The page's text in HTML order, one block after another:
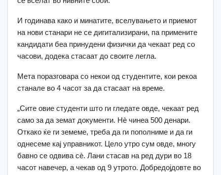
И годинава како и минатите, вселувањето и приемот
на нови станари не се дигитализирани, па примените
кандидати беа принудени физички да чекаат ред со
часови, додека стасаат до своите легла.
Мета поразговара со некои од студентите, кои рекоа
станале во 4 часот за да стасаат на време.
„Сите овие студенти што ги гледате овде, чекаат ред
само за да земат документи. Нè чинеа 500 денари.
Откако ќе ги земеме, треба да ги пополниме и да ги
однесеме кај управникот. Цело утро сум овде, многу
бавно се одвива сè. Лани стасав на ред дури во 18
часот навечер, а чекав од 9 утрото. Добредојдовте во